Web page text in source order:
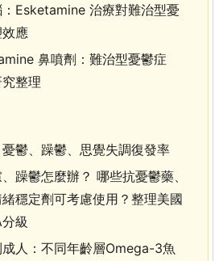
Esketamine 治療對難治型憂
應
鼻噴劑：難治型憂鬱症
究整理
鬱、躁鬱、思覺失調復發率
躁鬱怎麼辦？ 哪些抗憂鬱藥、
穩定劑可考慮使用？整理美國
級
人：不同年齡層Omega-3魚